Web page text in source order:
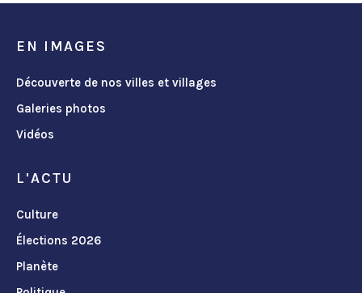
EN IMAGES
Découverte de nos villes et villages
Galeries photos
Vidéos
L'ACTU
Culture
Élections 2026
Planète